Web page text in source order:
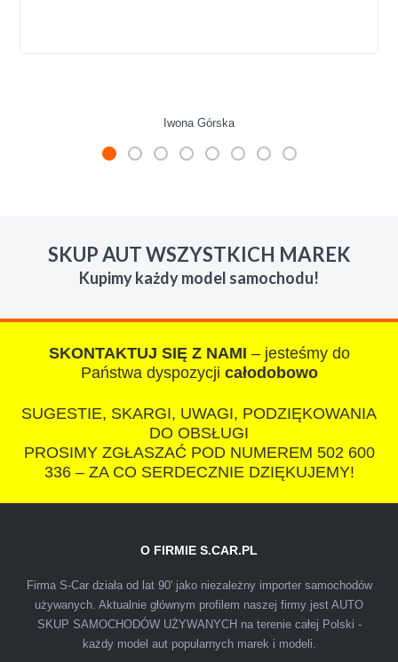
Iwona Górska
roznym stanie i roznym wieku, za kazdym
razem z laweta ten sam przesympatyczny,
czlowiek. Doradzil telefonicznie, zaproponowal
rozsadna cene i od reki zalatwil sprawe. Jesli
nie chcecie natknac sie na spaslych
polecam s-car.pl
IZA
Polecam firmę s-car ze Świdnika. Dawno nie
SKUP AUT WSZYSTKICH MAREK
Kupimy każdy model samochodu!
SKONTAKTUJ SIĘ Z NAMI – jesteśmy do
Państwa dyspozycji całodobowo
SUGESTIE, SKARGI, UWAGI, PODZIĘKOWANIA
DO OBSŁUGI
PROSIMY ZGŁASZAĆ POD NUMEREM 502 600
336 – ZA CO SERDECZNIE DZIĘKUJEMY!
O FIRMIE S.CAR.PL
Firma S-Car działa od lat 90' jako niezależny importer samochodów
używanych. Aktualnie głównym profilem naszej firmy jest AUTO
SKUP SAMOCHODÓW UŻYWANYCH na terenie całej Polski -
każdy model aut popularnych marek i modeli.